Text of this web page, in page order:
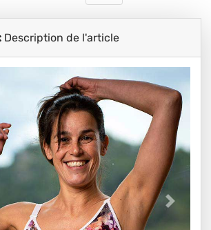
Description de l'article